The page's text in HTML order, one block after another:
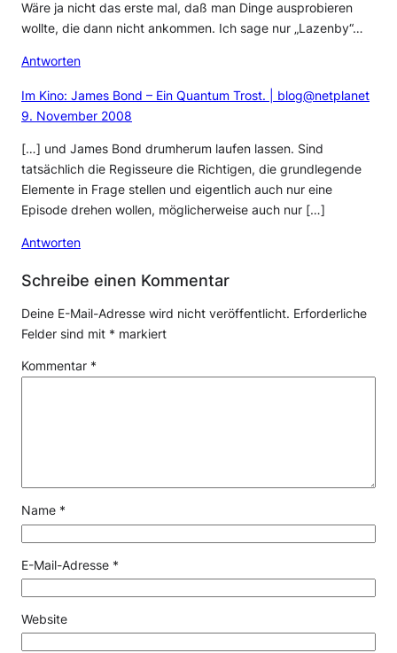
Wäre ja nicht das erste mal, daß man Dinge ausprobieren
wollte, die dann nicht ankommen. Ich sage nur „Lazenby“…
Antworten
Im Kino: James Bond – Ein Quantum Trost. | blog@netplanet
9. November 2008
[…] und James Bond drumherum laufen lassen. Sind
tatsächlich die Regisseure die Richtigen, die grundlegende
Elemente in Frage stellen und eigentlich auch nur eine
Episode drehen wollen, möglicherweise auch nur […]
Antworten
Schreibe einen Kommentar
Deine E-Mail-Adresse wird nicht veröffentlicht. Erforderliche
Felder sind mit * markiert
Kommentar *
Name *
E-Mail-Adresse *
Website